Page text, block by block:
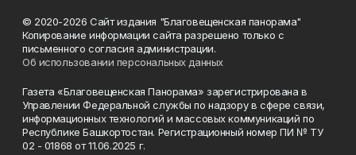
© 2020-2026 Сайт издания "Благовещенская панорама"
Копирование информации сайта разрешено только с
письменного согласия администрации.
Об использовании персональных данных
Газета «Благовещенская Панорама» зарегистрирована в
Управлении Федеральной службы по надзору в сфере связи,
информационных технологий и массовых коммуникаций по
Республике Башкортостан. Регистрационный номер ПИ № ТУ
02 - 01868 от 11.06.2025 г.